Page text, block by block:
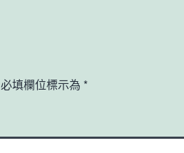
必填欄位標示為 *